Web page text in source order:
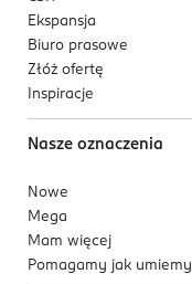
Ekspansja
Biuro prasowe
Złóż ofertę
Inspiracje
Nasze oznaczenia
Nowe
Mega
Mam więcej
Pomagamy jak umiemy